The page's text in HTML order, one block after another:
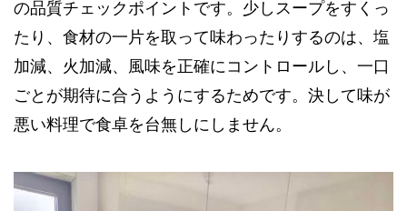
の品質チェックポイントです。少しスープをすくっ
たり、食材の一片を取って味わったりするのは、塩
加減、火加減、風味を正確にコントロールし、一口
ごとが期待に合うようにするためです。決して味が
悪い料理で食卓を台無しにしません。